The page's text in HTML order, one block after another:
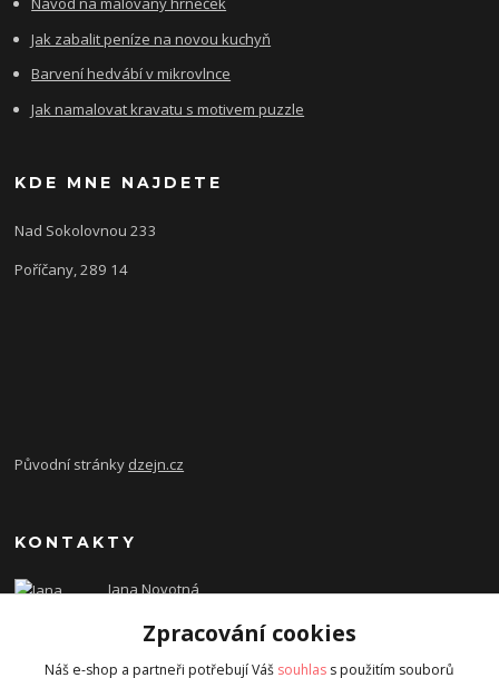
Jak zabalit peníze na novou kuchyň
Barvení hedvábí v mikrovlnce
Jak namalovat kravatu s motivem puzzle
KDE MNE NAJDETE
Nad Sokolovnou 233
Poříčany, 289 14
Původní stránky dzejn.cz
KONTAKTY
Jana Novotná
dzejn.n@email.cz
Zpracování cookies
Náš e-shop a partneři potřebují Váš souhlas s použitím souborů